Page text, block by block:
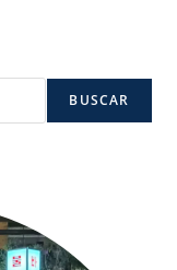
BUSCAR